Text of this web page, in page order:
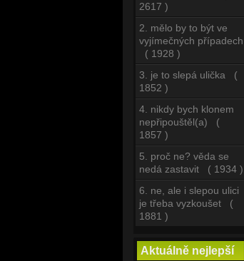
2617 )
2. mělo by to být ve
vyjímečných případech
( 1928 )
3. je to slepá ulička (
1852 )
4. nikdy bych klonem
nepřipouštěl(a) (
1857 )
5. proč ne? věda se
nedá zastavit ( 1934 )
6. ne, ale i slepou ulici
je třeba vyzkoušet (
1881 )
Aktuálně nejlepší